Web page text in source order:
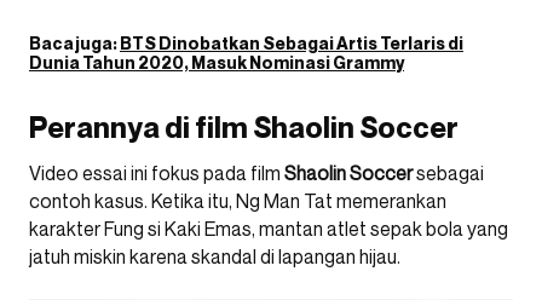
Baca juga:BTS Dinobatkan Sebagai Artis Terlaris di
Dunia Tahun 2020, Masuk Nominasi Grammy
Perannya di film Shaolin Soccer
Video essai ini fokus pada film Shaolin Soccersebagai
contoh kasus. Ketika itu, Ng Man Tat memerankan
karakter Fung si Kaki Emas, mantan atlet sepak bola yang
jatuh miskin karena skandal di lapangan hijau.